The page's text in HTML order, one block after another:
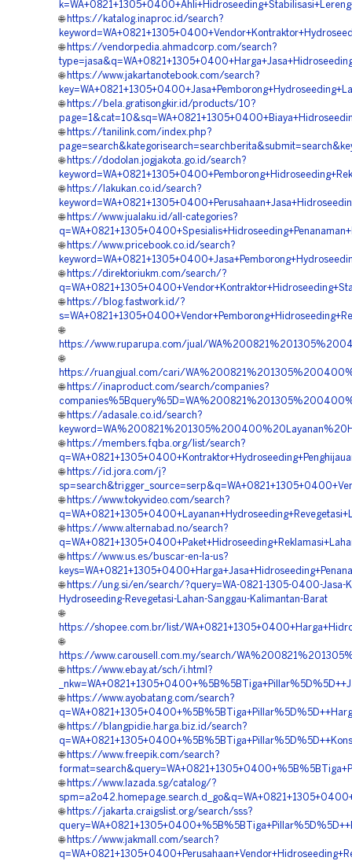
🌐 https://katalog.inaproc.id/search?
🌐 https://vendorpedia.ahmadcorp.com/search?
🌐 https://www.jakartanotebook.com/search?
🌐 https://bela.gratisongkir.id/products/10?
🌐 https://tanilink.com/index.php?
🌐 https://dodolan.jogjakota.go.id/search?
🌐 https://lakukan.co.id/search?
🌐 https://www.jualaku.id/all-categories?
🌐 https://www.pricebook.co.id/search?
🌐 https://direktoriukm.com/search/?
🌐 https://blog.fastwork.id/?
🌐
https://www.ruparupa.com/jual/
🌐
https://ruangjual.com/cari/
🌐 https://inaproduct.com/search/companies?
🌐 https://adasale.co.id/search?
🌐 https://members.fqba.org/list/search?
🌐 https://id.jora.com/j?
🌐 https://www.tokyvideo.com/search?
🌐 https://www.alternabad.no/search?
🌐 https://www.us.es/buscar-en-la-us?
🌐 https://ung.si/en/search/?query=WA-0821-1305-0400-Jasa-
Hydroseeding-Revegetasi-Lahan-Sanggau-Kalimantan-Barat
🌐
https://shopee.com.br/list/
🌐
https://www.carousell.com.my/search/
🌐 https://www.ebay.at/sch/i.html?
🌐 https://www.ayobatang.com/search?
🌐 https://blangpidie.harga.biz.id/search?
🌐 https://www.freepik.com/search?
🌐 https://www.lazada.sg/catalog/?
🌐 https://jakarta.craigslist.org/search/sss?
🌐 https://www.jakmall.com/search?